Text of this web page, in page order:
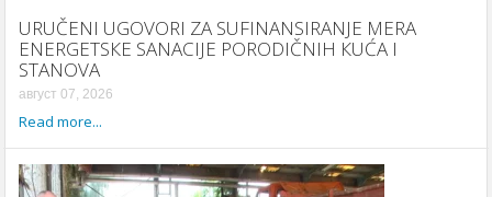
URUČENI UGOVORI ZA SUFINANSIRANJE MERA
ENERGETSКE SANACIJE PORODIČNIH КUĆA I
STANOVA
август 07, 2026
Read more...